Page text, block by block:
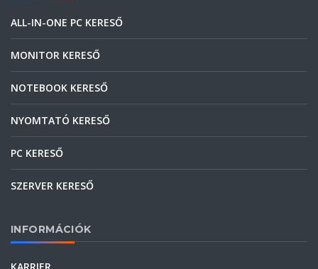
ALL-IN-ONE PC KERESŐ
MONITOR KERESŐ
NOTEBOOK KERESŐ
NYOMTATÓ KERESŐ
PC KERESŐ
SZERVER KERESŐ
INFORMÁCIÓK